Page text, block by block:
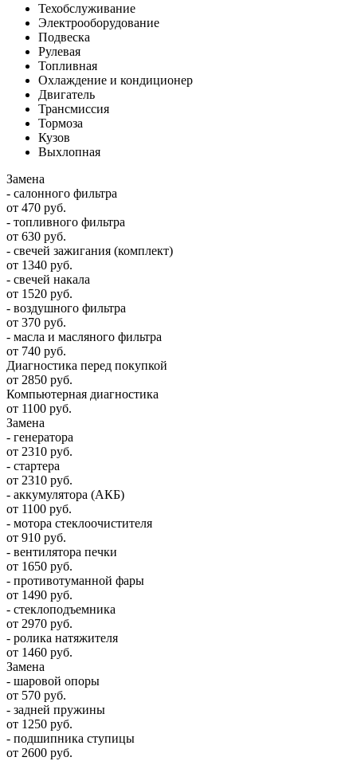
Техобслуживание
Электрооборудование
Подвеска
Рулевая
Топливная
Охлаждение и кондиционер
Двигатель
Трансмиссия
Тормоза
Кузов
Выхлопная
Замена
- салонного фильтра
от 470 руб.
- топливного фильтра
от 630 руб.
- свечей зажигания (комплект)
от 1340 руб.
- свечей накала
от 1520 руб.
- воздушного фильтра
от 370 руб.
- масла и масляного фильтра
от 740 руб.
Диагностика перед покупкой
от 2850 руб.
Компьютерная диагностика
от 1100 руб.
Замена
- генератора
от 2310 руб.
- стартера
от 2310 руб.
- аккумулятора (АКБ)
от 1100 руб.
- мотора стеклоочистителя
от 910 руб.
- вентилятора печки
от 1650 руб.
- противотуманной фары
от 1490 руб.
- стеклоподъемника
от 2970 руб.
- ролика натяжителя
от 1460 руб.
Замена
- шаровой опоры
от 570 руб.
- задней пружины
от 1250 руб.
- подшипника ступицы
от 2600 руб.